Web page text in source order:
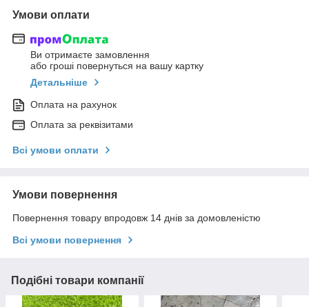
Умови оплати
Ви отримаєте замовлення
або гроші повернуться на вашу картку
Детальніше
Оплата на рахунок
Оплата за реквізитами
Всі умови оплати
Умови повернення
Повернення товару впродовж 14 днів за домовленістю
Всі умови повернення
Подібні товари компанії